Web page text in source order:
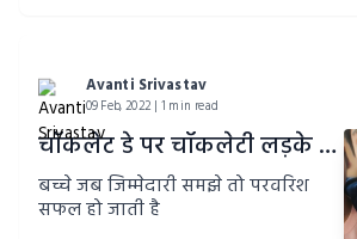
Avanti Srivastav
09 Feb, 2022 | 1 min read
चॉकलेट डे पर चॉकलेटी लड़के को समर्पित मेरी भावनाएं (डे ३)
बच्चे जब जिम्मेदारी समझे तो परवरिश
सफल हो जाती है